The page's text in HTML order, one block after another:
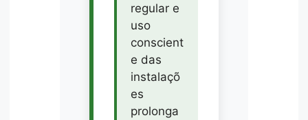
regular e
uso
conscient
e das
instalaçõ
es
prolonga